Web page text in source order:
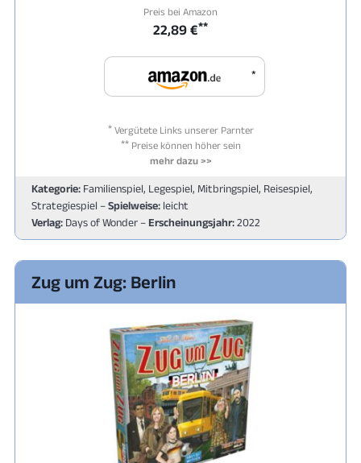
Preis bei Amazon
22,89 €**
*
*Vergütete Links unserer Parnter
**Preise können höher sein
mehr dazu >>
Kategorie: Familienspiel, Legespiel, Mitbringspiel, Reisespiel,
Strategiespiel –Spielweise: leicht
Verlag: Days of Wonder – Erscheinungsjahr:2022
Zug um Zug: Berlin